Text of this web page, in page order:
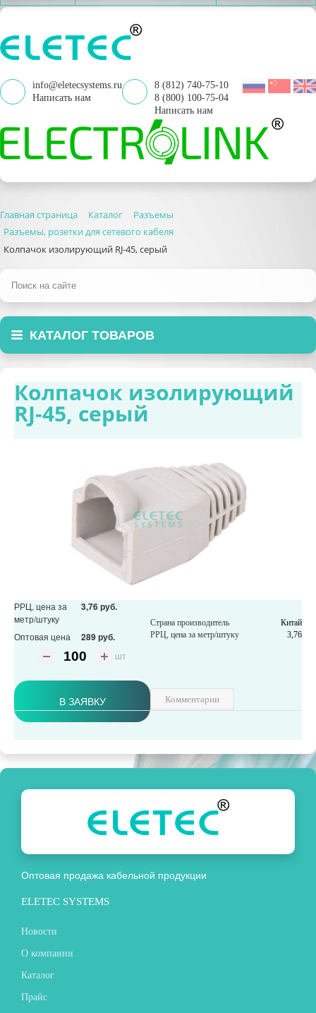
info@eletecsystems.ru
Написать нам
8 (812) 740-75-10
8 (800) 100-75-04
Написать нам
Главная страница Каталог
Разъемы
Разъемы, розетки для сетевого кабеля
Колпачок изолирующий RJ-45, серый
КАТАЛОГ ТОВАРОВ
Колпачок изолирующий
RJ-45, серый
РРЦ, цена за
метр/штуку
3,76 руб.
Оптовая цена 289 руб.
шт
В ЗАЯВКУ
Страна производитель
Китай
РРЦ, цена за метр/штуку
3,76
Комментарии
Оптовая продажа кабельной продукции
ELETEC SYSTEMS
Новости
О компании
Каталог
Прайс